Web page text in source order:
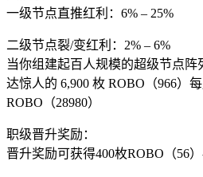
一级节点直推红利：6% – 25%
二级节点裂/变红利：2% – 6%
当你组建起百人规模的超级节点
达惊人的 6,900 枚 ROBO（966）
ROBO（28980）
职级晋升奖励：
晋升奖励可获得400枚ROBO（56）